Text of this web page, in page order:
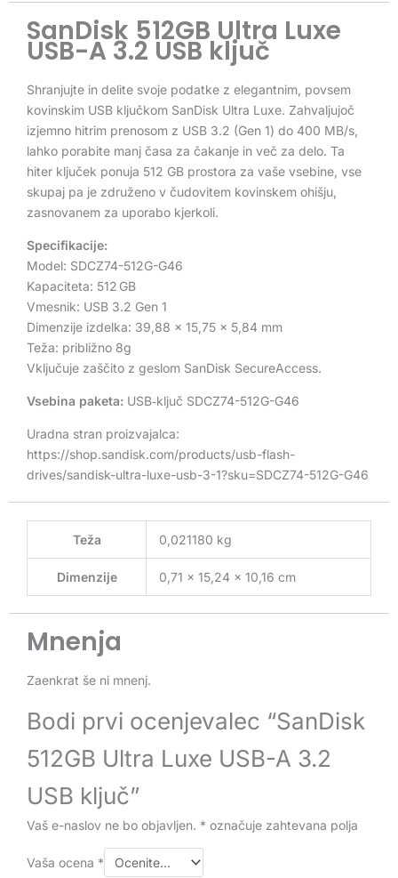
SanDisk 512GB Ultra Luxe
USB-A 3.2 USB ključ
Shranjujte in delite svoje podatke z elegantnim, povsem
kovinskim USB ključkom SanDisk Ultra Luxe. Zahvaljujoč
izjemno hitrim prenosom z USB 3.2 (Gen 1) do 400 MB/s,
lahko porabite manj časa za čakanje in več za delo. Ta
hiter ključek ponuja 512 GB prostora za vaše vsebine, vse
skupaj pa je združeno v čudovitem kovinskem ohišju,
zasnovanem za uporabo kjerkoli.
Specifikacije:
Model: SDCZ74-512G-G46
Kapaciteta: 512 GB
Vmesnik: USB 3.2 Gen 1
Dimenzije izdelka: 39,88 x 15,75 x 5,84 mm
Teža: približno 8g
Vključuje zaščito z geslom SanDisk SecureAccess.
Vsebina paketa: USB‑ključ SDCZ74-512G-G46
Uradna stran proizvajalca:
https://shop.sandisk.com/products/usb-flash-
drives/sandisk-ultra-luxe-usb-3-1?sku=SDCZ74-512G-G46
Teža 0,021180 kg
Dimenzije 0,71 × 15,24 × 10,16 cm
Mnenja
Zaenkrat še ni mnenj.
Bodi prvi ocenjevalec “SanDisk
512GB Ultra Luxe USB-A 3.2
USB ključ”
Vaš e-naslov ne bo objavljen. * označuje zahtevana polja
Vaša ocena *